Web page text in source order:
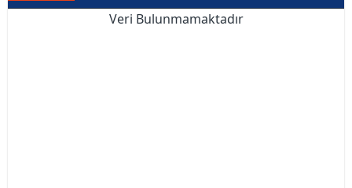
Veri Bulunmamaktadır